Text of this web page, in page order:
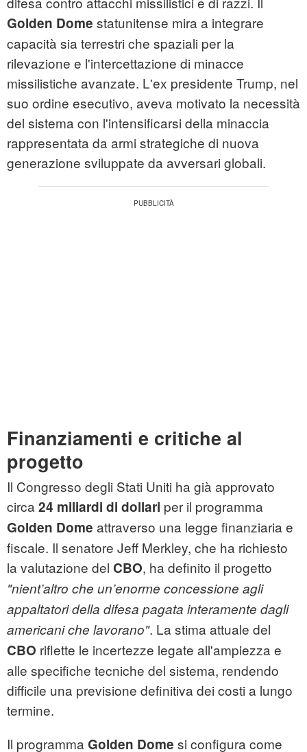
Golden Dome statunitense mira a integrare
capacità sia terrestri che spaziali per la
rilevazione e l'intercettazione di minacce
missilistiche avanzate. L'ex presidente Trump, nel
suo ordine esecutivo, aveva motivato la necessità
del sistema con l'intensificarsi della minaccia
rappresentata da armi strategiche di nuova
generazione sviluppate da avversari globali.
Finanziamenti e critiche al
progetto
Il Congresso degli Stati Uniti ha già approvato
circa 24 miliardi di dollari per il programma
Golden Dome attraverso una legge finanziaria e
fiscale. Il senatore Jeff Merkley, che ha richiesto
la valutazione del CBO, ha definito il progetto
"nient’altro che un’enorme concessione agli
appaltatori della difesa pagata interamente dagli
americani che lavorano". La stima attuale del
CBO riflette le incertezze legate all'ampiezza e
alle specifiche tecniche del sistema, rendendo
difficile una previsione definitiva dei costi a lungo
termine.
Il programma Golden Dome si configura come